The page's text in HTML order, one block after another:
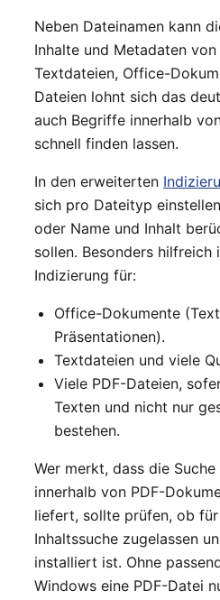
Neben Dateinamen kann
Inhalte und Metadaten
Textdateien, Office-
Dateien lohnt sich das
auch Begriffe innerhalb
schnell finden lassen.
In den erweiterten
sich pro Dateityp
oder Name und Inhalt
sollen. Besonders
Indizierung für:
Office-Dokumente
Präsentationen).
Textdateien und viele
Viele PDF-Dateien,
Texten und nicht nur
bestehen.
Wer merkt, dass die
innerhalb von PDF-
liefert, sollte prüfen, ob
Inhaltssuche zugelassen
installiert ist. Ohne
Windows eine PDF-Datei